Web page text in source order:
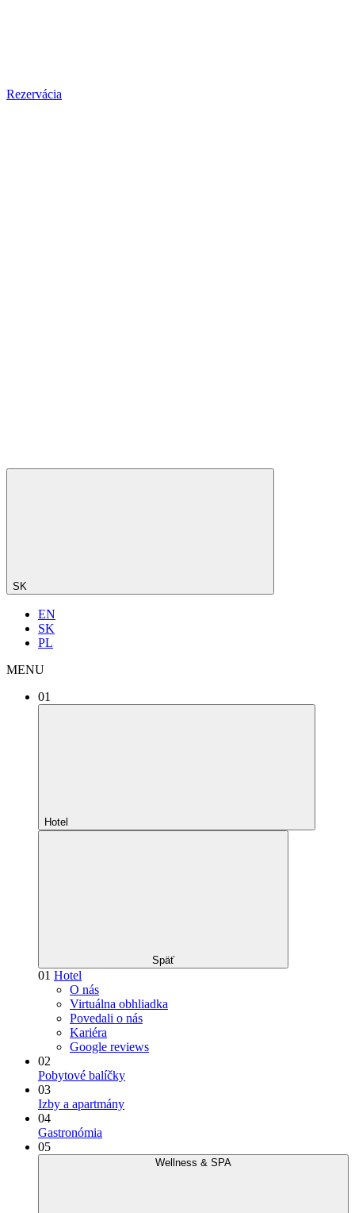
Rezervácia
SK
EN
SK
PL
MENU
01
Hotel
Späť
01 Hotel
O nás
Virtuálna obhliadka
Povedali o nás
Kariéra
Google reviews
02
Pobytové balíčky
03
Izby a apartmány
04
Gastronómia
05
Wellness & SPA